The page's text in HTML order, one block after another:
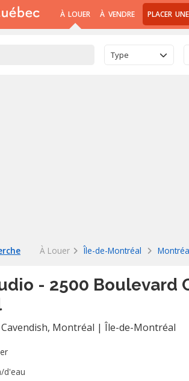
À LOUER À VENDRE PLACER
Type
À Louer Île-de-Montréal
- 2500 Boulevard
, Montréal | Île-de-Montréal
d'eau